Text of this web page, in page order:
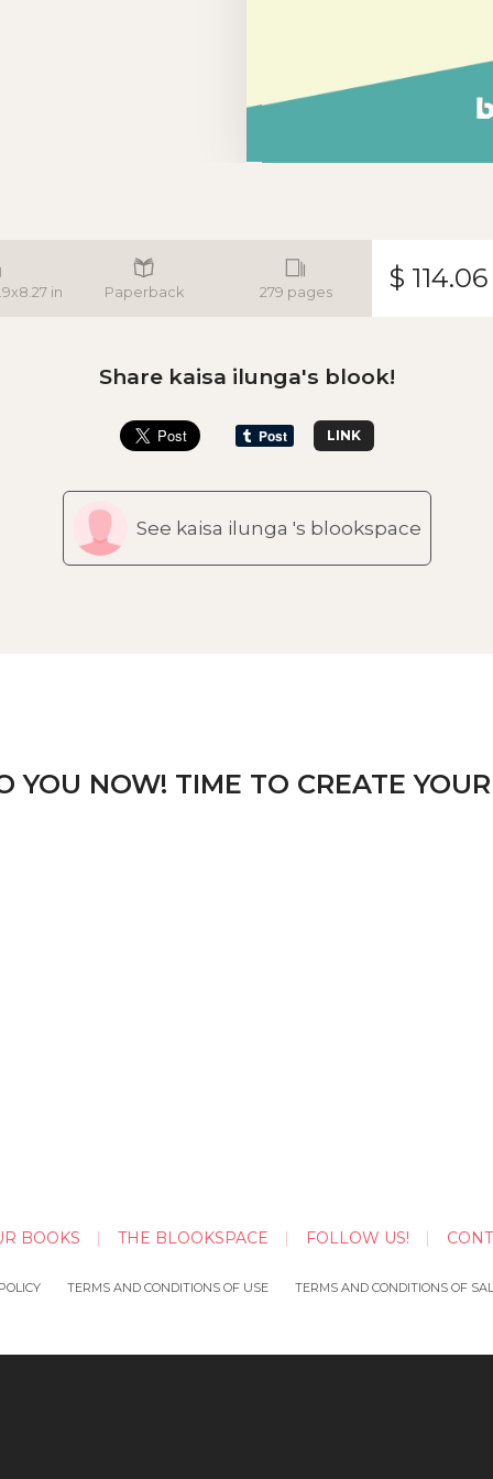
in Paperback 279 pages $ 114.06
Share kaisa ilunga's blook!
LINK
See kaisa ilunga 's blookspace
YOU NOW! TIME TO CREATE
BOOKS THE BLOOKSPACE FOLLOW US!
TERMS AND CONDITIONS OF USE TERMS AND CONDITIONS OF